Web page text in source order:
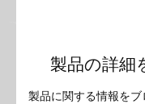
製品の詳細
製品に関する情報をブ